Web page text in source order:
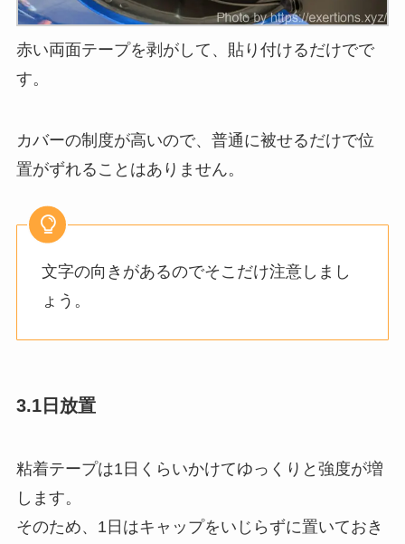
赤い両面テープを剥がして、貼り付けるだけでで
す。
カバーの制度が高いので、普通に被せるだけで位
置がずれることはありません。
文字の向きがあるのでそこだけ注意しまし
ょう。
3.1日放置
粘着テープは1日くらいかけてゆっくりと強度が増
します。
そのため、1日はキャップをいじらずに置いておき